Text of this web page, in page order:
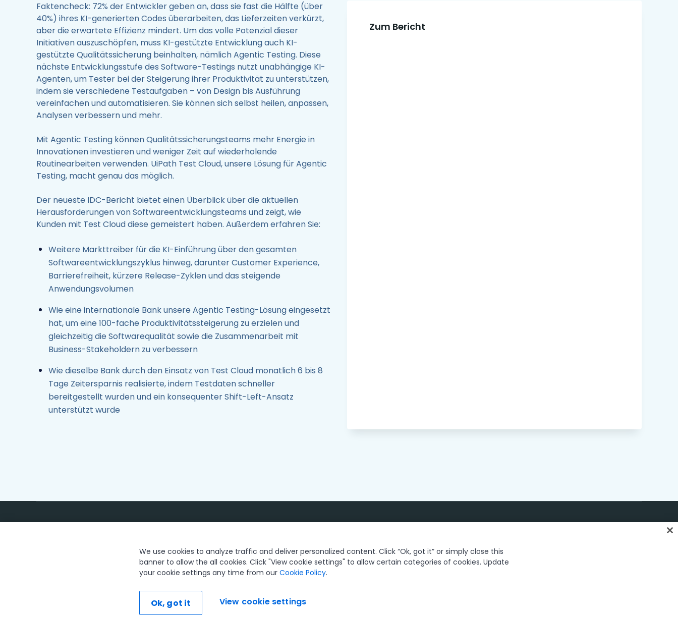
Faktencheck: 72% der Entwickler geben an, dass sie fast die Hälfte (über
40%) ihres KI-generierten Codes überarbeiten, das Lieferzeiten verkürzt,
aber die erwartete Effizienz mindert. Um das volle Potenzial dieser
Initiativen auszuschöpfen, muss KI-gestützte Entwicklung auch KI-
gestützte Qualitätssicherung beinhalten, nämlich Agentic Testing. Diese
nächste Entwicklungsstufe des Software-Testings nutzt unabhängige KI-
Agenten, um Tester bei der Steigerung ihrer Produktivität zu unterstützen,
indem sie verschiedene Testaufgaben – von Design bis Ausführung
vereinfachen und automatisieren. Sie können sich selbst heilen, anpassen,
Analysen verbessern und mehr.
Mit Agentic Testing können Qualitätssicherungsteams mehr Energie in
Innovationen investieren und weniger Zeit auf wiederholende
Routinearbeiten verwenden. UiPath Test Cloud, unsere Lösung für Agentic
Testing, macht genau das möglich.
Der neueste IDC-Bericht bietet einen Überblick über die aktuellen
Herausforderungen von Softwareentwicklungsteams und zeigt, wie
Kunden mit Test Cloud diese gemeistert haben. Außerdem erfahren Sie:
Weitere Markttreiber für die KI-Einführung über den gesamten
Softwareentwicklungszyklus hinweg, darunter Customer Experience,
Barrierefreiheit, kürzere Release-Zyklen und das steigende
Anwendungsvolumen
Wie eine internationale Bank unsere Agentic Testing-Lösung eingesetzt
hat, um eine 100-fache Produktivitätssteigerung zu erzielen und
gleichzeitig die Softwarequalität sowie die Zusammenarbeit mit
Business-Stakeholdern zu verbessern
Wie dieselbe Bank durch den Einsatz von Test Cloud monatlich 6 bis 8
Tage Zeitersparnis realisierte, indem Testdaten schneller
bereitgestellt wurden und ein konsequenter Shift-Left-Ansatz
unterstützt wurde
Zum Bericht
Vertrauen und Sicherheit Terms of Use Privacy Policy Cookies Policy
The UiPath word mark, logos, and robots are registered trademarks owned by UiPath, Inc. and its affiliates. UiPath® is a registered trademark in the United States and several
countries across the globe. See TMEP 906.
We use cookies to analyze traffic and deliver personalized content. Click “Ok, got it” or simply close this
banner to allow the all cookies. Click "View cookie settings" to allow certain categories of cookies. Update
your cookie settings any time from our Cookie Policy.
View cookie settings
Ok, got it